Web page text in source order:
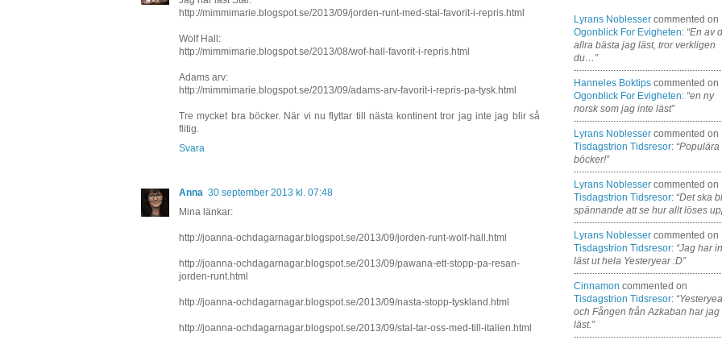
http://mimmimarie.blogspot.se/2013/09/jorden-runt-med-stal-favorit-i-repris.html
Wolf Hall:
http://mimmimarie.blogspot.se/2013/08/wof-hall-favorit-i-repris.html
Adams arv:
http://mimmimarie.blogspot.se/2013/09/adams-arv-favorit-i-repris-pa-tysk.html
Tre mycket bra böcker. När vi nu flyttar till nästa kontinent tror jag inte jag blir så
flitig.
Svara
Anna 30 september 2013 kl. 07:48
Mina länkar:
http://joanna-ochdagarnagar.blogspot.se/2013/09/jorden-runt-wolf-hall.html
http://joanna-ochdagarnagar.blogspot.se/2013/09/pawana-ett-stopp-pa-resan-
jorden-runt.html
http://joanna-ochdagarnagar.blogspot.se/2013/09/nasta-stopp-tyskland.html
http://joanna-ochdagarnagar.blogspot.se/2013/09/stal-tar-oss-med-till-italien.html
Lyrans Noblesser commented on
Ogonblick For Evigheten: “En av
allra bästa jag läst, tror verkligen
du…”
Hanneles Boktips commented on
Ogonblick For Evigheten: “en ny
norsk som jag inte läst”
Lyrans Noblesser commented on
Tisdagstrion Tidsresor: “Populära
böcker!”
Lyrans Noblesser commented on
Tisdagstrion Tidsresor: “Det ska
spännande att se hur allt löses
Lyrans Noblesser commented on
Tisdagstrion Tidsresor: “Jag har
läst ut hela Yesteryear :D”
Cinnamon commented on
Tisdagstrion Tidsresor:
och Fången från Azkaban har jag
läst.”